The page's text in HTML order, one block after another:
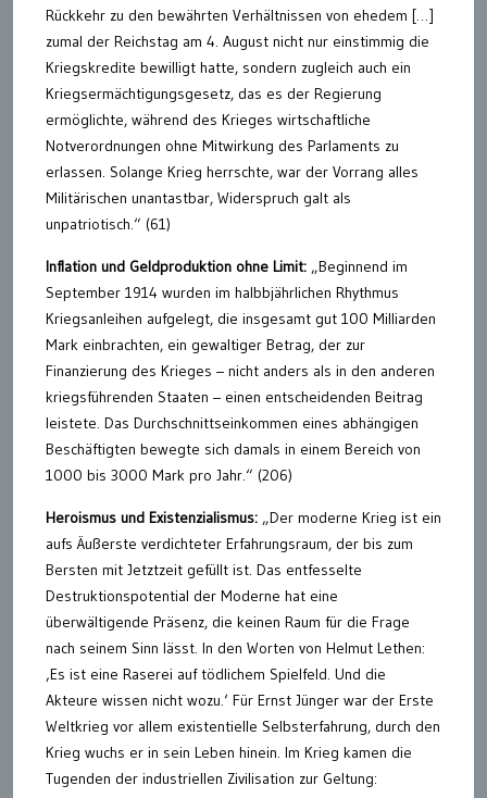
Rückkehr zu den bewährten Verhältnissen von ehedem […]
zumal der Reichstag am 4. August nicht nur einstimmig die
Kriegskredite bewilligt hatte, sondern zugleich auch ein
Kriegsermächtigungsgesetz, das es der Regierung
ermöglichte, während des Krieges wirtschaftliche
Notverordnungen ohne Mitwirkung des Parlaments zu
erlassen. Solange Krieg herrschte, war der Vorrang alles
Militärischen unantastbar, Widerspruch galt als
unpatriotisch.“ (61)
Inflation und Geldproduktion ohne Limit: „Beginnend im
September 1914 wurden im halbbjährlichen Rhythmus
Kriegsanleihen aufgelegt, die insgesamt gut 100 Milliarden
Mark einbrachten, ein gewaltiger Betrag, der zur
Finanzierung des Krieges – nicht anders als in den anderen
kriegsführenden Staaten – einen entscheidenden Beitrag
leistete. Das Durchschnittseinkommen eines abhängigen
Beschäftigten bewegte sich damals in einem Bereich von
1000 bis 3000 Mark pro Jahr.“ (206)
Heroismus und Existenzialismus: „Der moderne Krieg ist ein
aufs Äußerste verdichteter Erfahrungsraum, der bis zum
Bersten mit Jetztzeit gefüllt ist. Das entfesselte
Destruktionspotential der Moderne hat eine
überwältigende Präsenz, die keinen Raum für die Frage
nach seinem Sinn lässt. In den Worten von Helmut Lethen:
‚Es ist eine Raserei auf tödlichem Spielfeld. Und die
Akteure wissen nicht wozu.‘ Für Ernst Jünger war der Erste
Weltkrieg vor allem existentielle Selbsterfahrung, durch den
Krieg wuchs er in sein Leben hinein. Im Krieg kamen die
Tugenden der industriellen Zivilisation zur Geltung: